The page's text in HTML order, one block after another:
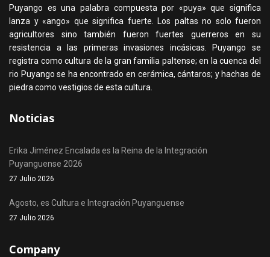
Puyango es una palabra compuesta por «puya» que significa
lanza y «ango» que significa fuerte. Los paltas no solo fueron
agricultores sino también fueron fuertes guerreros en su
resistencia a las primeras invasiones incásicas. Puyango se
registra como cultura de la gran familia paltense; en la cuenca del
rio Puyango se ha encontrado en cerámica, cántaros; y hachas de
piedra como vestigios de esta cultura.
Noticias
Erika Jiménez Encalada es la Reina de la Integración
Puyanguense 2026
27 Julio 2026
Agosto, es Cultura e Integración Puyanguense
27 Julio 2026
Company